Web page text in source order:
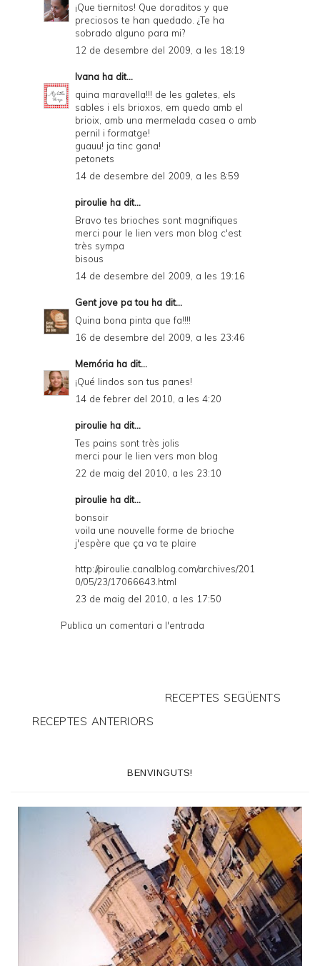
¡Que tiernitos! Que doraditos y que
preciosos te han quedado. ¿Te ha
sobrado alguno para mi?
12 de desembre del 2009, a les 18:19
Ivana ha dit...
quina maravella!!! de les galetes, els
sables i els brioxos, em quedo amb el
brioix, amb una mermelada casea o amb
pernil i formatge!
guauu! ja tinc gana!
petonets
14 de desembre del 2009, a les 8:59
piroulie ha dit...
Bravo tes brioches sont magnifiques
merci pour le lien vers mon blog c'est
très sympa
bisous
14 de desembre del 2009, a les 19:16
Gent jove pa tou ha dit...
Quina bona pinta que fa!!!!
16 de desembre del 2009, a les 23:46
Memória ha dit...
¡Qué lindos son tus panes!
14 de febrer del 2010, a les 4:20
piroulie ha dit...
Tes pains sont très jolis
merci pour le lien vers mon blog
22 de maig del 2010, a les 23:10
piroulie ha dit...
bonsoir
voila une nouvelle forme de brioche
j'espère que ça va te plaire
http://piroulie.canalblog.com/archives/201
0/05/23/17066643.html
23 de maig del 2010, a les 17:50
Publica un comentari a l'entrada
RECEPTES SEGÜENTS
RECEPTES ANTERIORS
BENVINGUTS!